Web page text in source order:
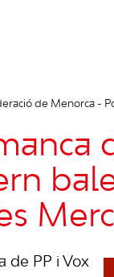
de Menorca -
de PP i Vox